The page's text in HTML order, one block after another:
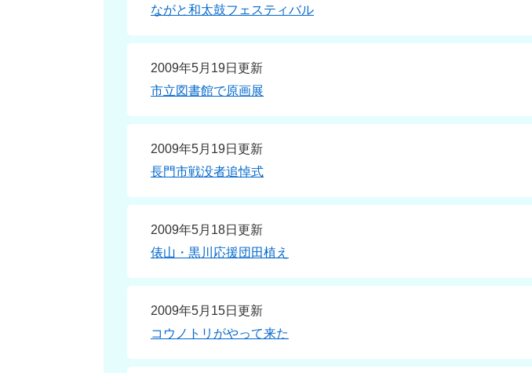
ながと和太鼓フェスティバル
2009年5月19日更新
市立図書館で原画展
2009年5月19日更新
長門市戦没者追悼式
2009年5月18日更新
俵山・黒川応援団田植え
2009年5月15日更新
コウノトリがやって来た